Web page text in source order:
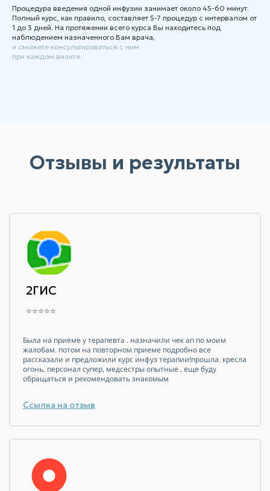
Процедура введения одной инфузии занимает около 45-60 минут.
Полный курс, как правило, составляет 5-7 процедур с интервалом от
1 до 3 дней. На протяжении всего курса Вы находитесь под
наблюдением назначенного Вам врача,
и сможете консультироваться с ним
при каждом визите.
Отзывы и результаты
2ГИС
⭐⭐⭐⭐⭐
Была на приеме у терапевта . назначили чек ап по моим
жалобам. потом на повторном приеме подробно все
рассказали и предложили курс инфуз терапии!прошла. кресла
огонь, персонал супер, медсестры опытные , еще буду
обращаться и рекомендовать знакомым
Ссылка на отзыв